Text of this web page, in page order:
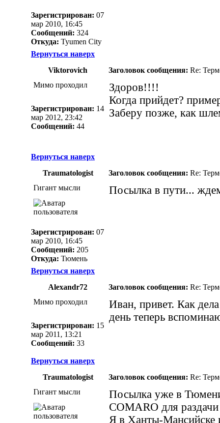
Зарегистрирован: 07
мар 2010, 16:45
Сообщений: 324
Откуда: Tyumen City
Вернуться наверх
Viktorovich
Заголовок сообщения: Re:
Мимо проходил
Зарегистрирован: 14
мар 2012, 23:42
Сообщений: 44
Здоров!!!!
Когда прийдет?
Заберу позже, как
Вернуться наверх
Traumatologist
Заголовок сообщения: Re:
Гигант мысли
Зарегистрирован: 07
мар 2010, 16:45
Сообщений: 205
Откуда: Тюмень
Посылка в пути...
Вернуться наверх
Alexandr72
Заголовок сообщения: Re:
Мимо проходил
Зарегистрирован: 15
мар 2011, 13:21
Сообщений: 33
Иван, привет. Как
день теперь
Вернуться наверх
Traumatologist
Заголовок сообщения: Re:
Гигант мысли
Посылка уже в
COMARO для
Я в Ханты-Мансийске